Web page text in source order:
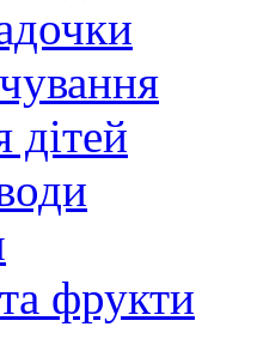
дітей
фрукти